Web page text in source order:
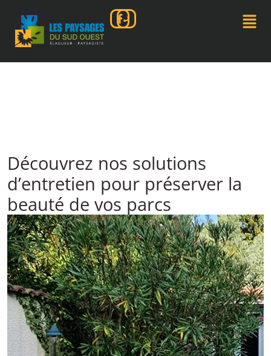
Découvrez nos solutions
d’entretien pour préserver la
beauté de vos parcs